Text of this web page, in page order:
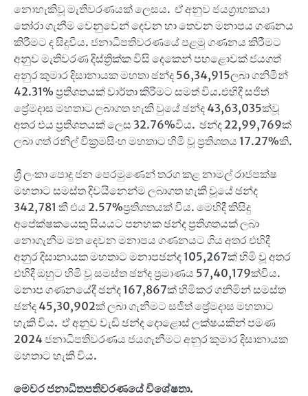
නොහැකිවූ මැතිවරණයක් ලෙසය. ඒ අනුව ජයග්‍රාහකයා
තෝරා ගැනීම වෙනුවෙන් දෙවන හා තෙවන මනාපය ගණනය
කිරීමට ද සිදුවිය. ජනාධිපතිවරණයේ පළමු ගණනය කිරීමට
අනුව මැතිවරණ දිස්ත්‍රික්ක විසි දෙකෙන් පහළොවක් ජයගත්
අනුර කුමාර දිසානායක මහතා ඡන්ද 56,34,915ලබා ගනිමින්
42.31% ප්‍රතිශතයක් වාර්තා කිරීමට සමත් විය.එහිදී සජිත්
ප්‍රේමදාස මහතාට ලබාගත හැකි වුයේ ඡන්ද 43,63,035ක්වූ
අතර එය ප්‍රතිශතයක් ලෙස 32.76%විය. ඡන්ද 22,99,769ක්
ලබා ගත් රනිල් වික්‍රමසිංහ මහතාට හිමි වූ ප්‍රතිශතය 17.27%කි.
ශ්‍රී ලංකා පොදු ජන පෙරමුණෙන් තරග කළ නාමල් රාජපක්ෂ
මහතාට සමස්ත දිවයිනෙන්ම ලබාගත හැකි වූයේ ඡන්ද
342,781 කී එය 2.57%ප්‍රතිශතයක් විය. මෙහිදී කිසිදු
අපේක්ෂකයෙකු සියයට පනහක ඡන්ද ප්‍රතිශතයක් ලබා
නොගැනීම මත දෙවන මනාපය ගණනයට ගිය අතර එහිදී
අනුර දිසානායක මහතාට මනාපඡන්ද 105,267ක් හිමි වූ අතර
එහිදී ඔහුට හිමි වූ සමස්ත ඡන්ද ප්‍රමාණය 57,40,179ක්විය.
මනාප ගණනයේදී ඡන්ද 167,867ක් හිමිකර ගනිමින් සමස්ත
ඡන්ද 45,30,902ක් ලබා ගැනීමට සජිත් ප්‍රේමදාස මහතාට
හැකි විය. ඒ අනුව වැඩි ඡන්ද දොළොස් ලක්ෂයකින් පමණ
2024 ජනාධිපතිවරණය ජයගැනීමට අනුර කුමාර දිසානායක
මහතාට හැකි විය.
මෙවර ජනාධිතපතිවරණයේ විශේෂතා.